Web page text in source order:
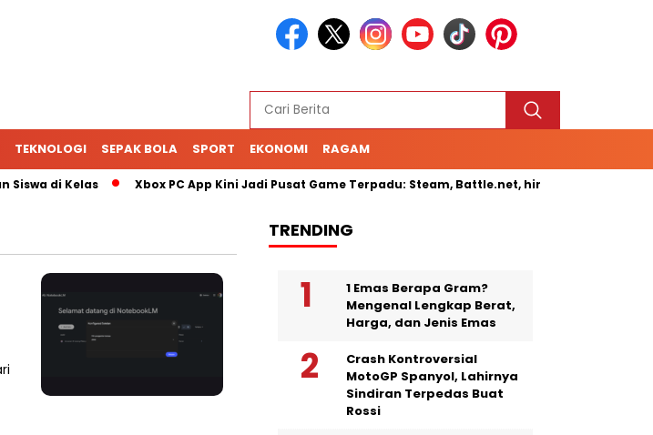
TEKNOLOGI SEPAK BOLA SPORT EKONOMI RAGAM
di Kelas Xbox PC App Kini Jadi Pusat Game Terpadu: Steam, Battle.net, hingga Cloud Gaming
TRENDING
1 Emas Berapa Gram?
Mengenal Lengkap Berat,
Harga, dan Jenis Emas
Crash Kontroversial
MotoGP Spanyol, Lahirnya
Sindiran Terpedas Buat
Rossi